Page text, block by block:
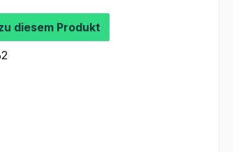
diesem Produkt